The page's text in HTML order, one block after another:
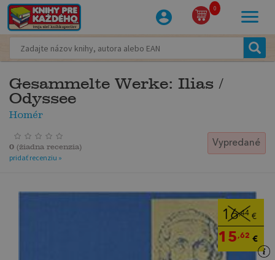
0
Gesammelte Werke: Ilias /
Odyssee
Homér
Vypredané
0 (žiadna recenzia)
pridať recenziu »
16,44 €
15,62 €